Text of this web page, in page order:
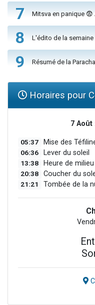
7 Mitsva en panique 😨
8 L'édito de la semaine
9 Résumé de la
Horaires pour
7 Août
05:37 Mise des
06:36 Lever du soleil
13:38 Heure de
20:38 Coucher du
21:21 Tombée de la